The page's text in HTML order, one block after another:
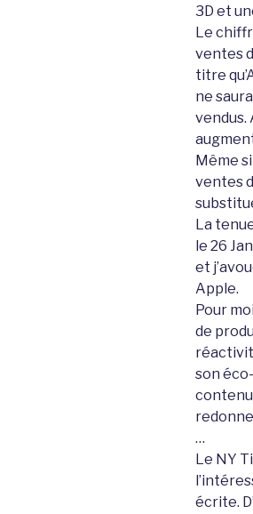
3D et
Le
ventes
titre
ne
vendus.
Même
ventes
La
le 26
et
Apple.
Pour
de
son
…
Le NY
écrite.